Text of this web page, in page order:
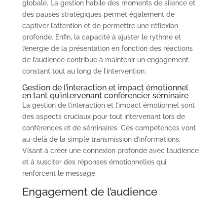
globale. La gestion habile des moments de silence et
des pauses stratégiques permet également de
captiver l’attention et de permettre une réflexion
profonde. Enfin, la capacité à ajuster le rythme et
l’énergie de la présentation en fonction des réactions
de l’audience contribue à maintenir un engagement
constant tout au long de l’intervention.
Gestion de l’interaction et impact émotionnel
en tant qu’intervenant conférencier séminaire
La gestion de l’interaction et l’impact émotionnel sont
des aspects cruciaux pour tout intervenant lors de
conférences et de séminaires. Ces compétences vont
au-delà de la simple transmission d’informations.
Visant à créer une connexion profonde avec l’audience
et à susciter des réponses émotionnelles qui
renforcent le message.
Engagement de l’audience